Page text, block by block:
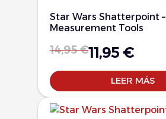
Star Wars Shatterpoint –
Measurement Tools
14,95€11,95 €
LEER MÁS